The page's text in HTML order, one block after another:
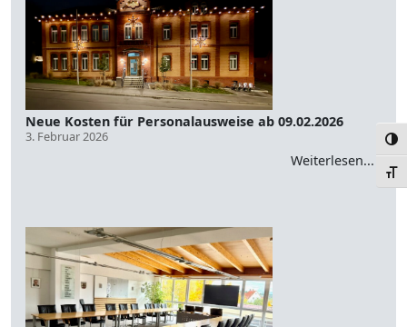
Neue Kosten für Personalausweise ab 09.02.2026
3. Februar 2026
Weiterlesen...